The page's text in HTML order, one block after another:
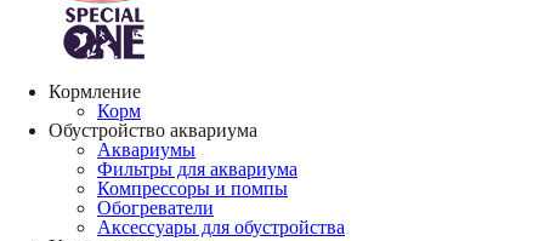
Кормление
Корм
Обустройство аквариума
Аквариумы
Фильтры для аквариума
Компрессоры и помпы
Обогреватели
Аксессуары для обустройства